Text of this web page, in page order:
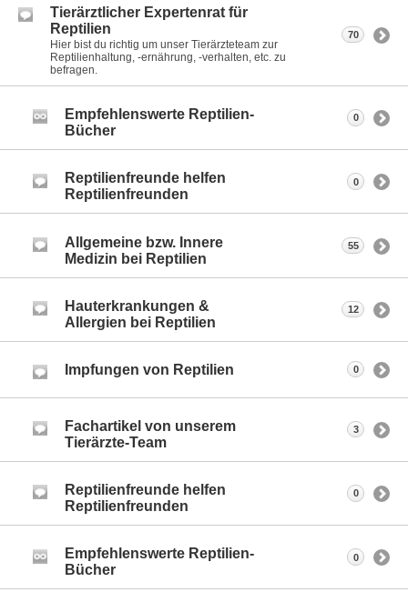
Tierärztlicher Expertenrat für
Reptilien
Hier bist du richtig um unser Tierärzteteam zur
Reptilienhaltung, -ernährung, -verhalten, etc. zu
befragen.
70
Empfehlenswerte Reptilien-
Bücher
0
Reptilienfreunde helfen
Reptilienfreunden
0
Allgemeine bzw. Innere
Medizin bei Reptilien
55
Hauterkrankungen &
Allergien bei Reptilien
12
Impfungen von Reptilien 0
Fachartikel von unserem
Tierärzte-Team
3
Reptilienfreunde helfen
Reptilienfreunden
0
Empfehlenswerte Reptilien-
Bücher
0